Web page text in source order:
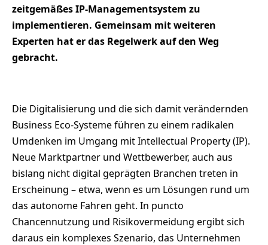
zeitgemäßes IP-Managementsystem zu
implementieren. Gemeinsam mit weiteren
Experten hat er das Regelwerk auf den Weg
gebracht.
Die Digitalisierung und die sich damit verändernden
Business Eco-Systeme führen zu einem radikalen
Umdenken im Umgang mit Intellectual Property (IP).
Neue Marktpartner und Wettbewerber, auch aus
bislang nicht digital geprägten Branchen treten in
Erscheinung – etwa, wenn es um Lösungen rund um
das autonome Fahren geht. In puncto
Chancennutzung und Risikovermeidung ergibt sich
daraus ein komplexes Szenario, das Unternehmen